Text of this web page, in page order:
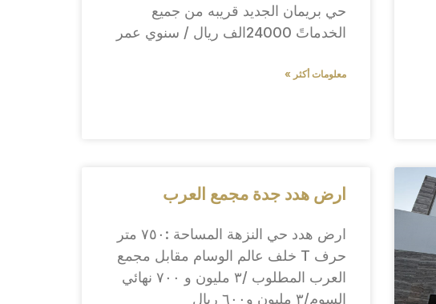
حي بريمان الجديد قريبه من جميع
الخدماتً 24000الف ريال / سنوي عمر
معلومات أكثر »
ارض هدد جدة مجمع العرب
ارض هدد حي النزهة المساحة :٧٥٠ متر
حرف T خلف عالم الوسام مقابل مجمع
العرب المطلوب /٣ مليون و ٧٠٠ نهائي
السوم/٣ مليون و٦٠٠ ريال